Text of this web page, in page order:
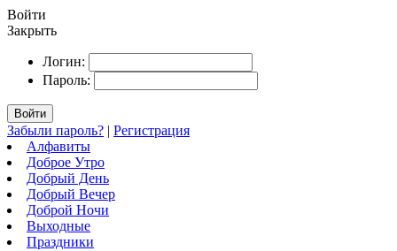
Войти
Закрыть
Логин:
Пароль:
Войти
Забыли пароль? | Регистрация
Алфавиты
Доброе Утро
Добрый День
Добрый Вечер
Доброй Ночи
Выходные
Праздники